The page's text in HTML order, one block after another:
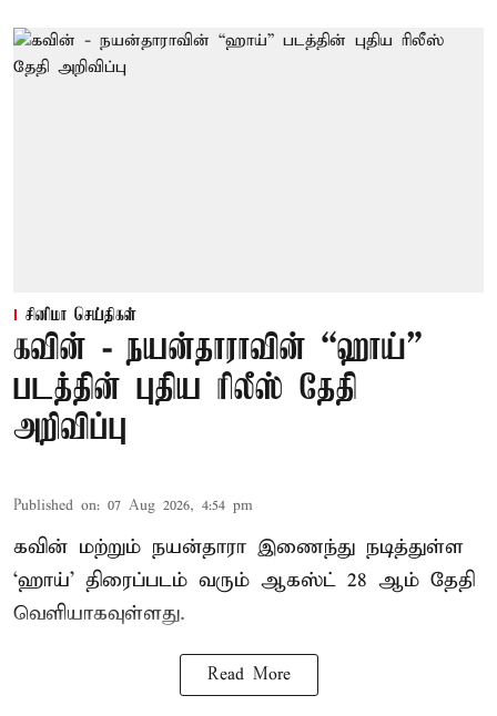
சினிமா செய்திகள்
கவின் - நயன்தாராவின் “ஹாய்”
படத்தின் புதிய ரிலீஸ் தேதி
அறிவிப்பு
Published on: 07 Aug 2026, 4:54 pm
கவின் மற்றும் நயன்தாரா இணைந்து நடித்துள்ள
‘ஹாய்’ திரைப்படம் வரும் ஆகஸ்ட் 28 ஆம் தேதி
வெளியாகவுள்ளது.
Read More